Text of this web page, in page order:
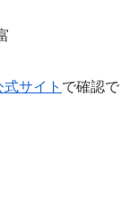
式サイト で確認で